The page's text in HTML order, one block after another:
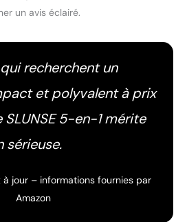
un avis éclairé.
recherchent un
et polyvalent à prix
SLUNSE 5-en-1 mérite
sérieuse.
jour – informations fournies par
Amazon